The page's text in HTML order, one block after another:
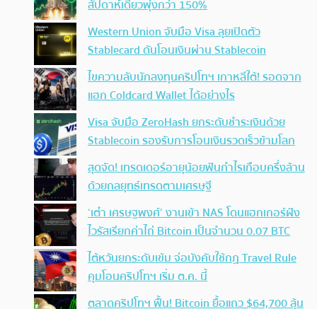
สัปดาห์เดียวพุ่งกว่า 150%
Western Union จับมือ Visa ลุยเปิดตัว
Stablecard ดันโอนเงินผ่าน Stablecoin
ไขความลับนักลงทุนคริปโทฯ เกาหลีใต้! รอดจาก
แฮก Coldcard Wallet ได้อย่างไร
Visa จับมือ ZeroHash ยกระดับชำระเงินด้วย
Stablecoin รองรับการโอนเงินรวดเร็วข้ามโลก
สุดจัด! เทรดเดอร์อายุน้อยฟันกำไรเกือบครึ่งล้าน
ด้วยกลยุทธ์เทรดตามเศรษฐี
‘เต๋า เศรษฐพงศ์’ งานเข้า NAS โดนแฮกเกอร์ฝัง
ไวรัสเรียกค่าไถ่ Bitcoin เป็นจำนวน 0.07 BTC
ไต้หวันยกระดับเข้ม จ่อบังคับใช้กฏ Travel Rule
คุมโอนคริปโทฯ เริ่ม ต.ค. นี้
ตลาดคริปโทฯ ฟื้น! Bitcoin ยื้อแถว $64,700 ลุ้น